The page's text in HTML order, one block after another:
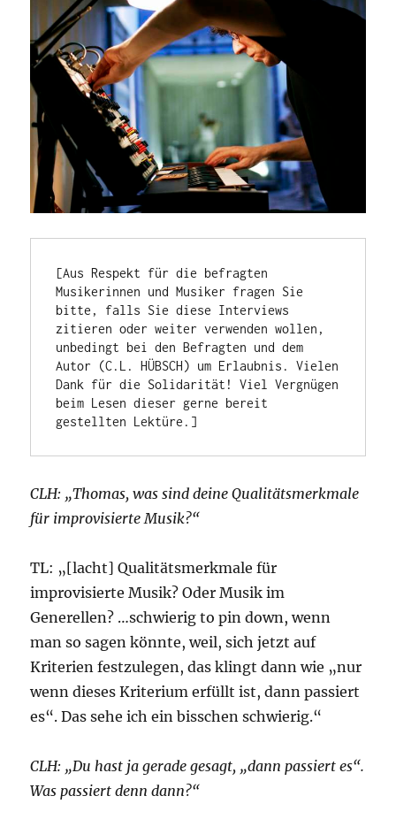
[Aus Respekt für die befragten
Musikerinnen und Musiker fragen Sie
bitte, falls Sie diese Interviews
zitieren oder weiter verwenden wollen,
unbedingt bei den Befragten und dem
Autor (C.L. HÜBSCH) um Erlaubnis. Vielen
Dank für die Solidarität! Viel Vergnügen
beim Lesen dieser gerne bereit
gestellten Lektüre.]
CLH: „Thomas, was sind deine Qualitätsmerkmale
für improvisierte Musik?“
TL: „[lacht] Qualitätsmerkmale für
improvisierte Musik? Oder Musik im
Generellen? …schwierig to pin down, wenn
man so sagen könnte, weil, sich jetzt auf
Kriterien festzulegen, das klingt dann wie „nur
wenn dieses Kriterium erfüllt ist, dann passiert
es“. Das sehe ich ein bisschen schwierig.“
CLH: „Du hast ja gerade gesagt, „dann passiert es“.
Was passiert denn dann?“